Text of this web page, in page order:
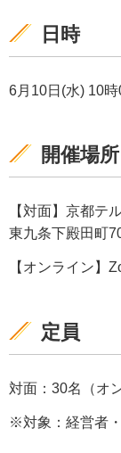
日時
6月10日(水) 10
開催場所
【対面】京都テ
東九条下殿田町70
【オンライン】
定員
対面：30名（オ
※対象：経営者